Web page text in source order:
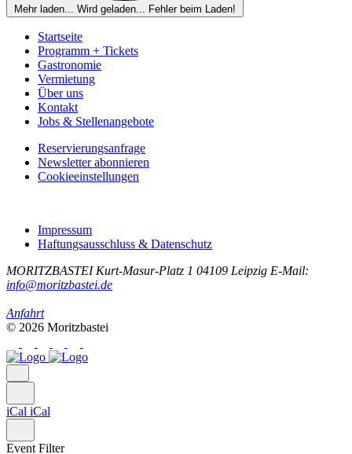
Mehr laden... Wird geladen... Fehler beim Laden!
Startseite
Programm + Tickets
Gastronomie
Vermietung
Über uns
Kontakt
Jobs & Stellenangebote
Reservierungsanfrage
Newsletter abonnieren
Cookieeinstellungen
Impressum
Haftungsausschluss & Datenschutz
MORITZBASTEI Kurt-Masur-Platz 1 04109 Leipzig E-Mail:
info@moritzbastei.de
Anfahrt
© 2026 Moritzbastei
iCal iCal
Event Filter